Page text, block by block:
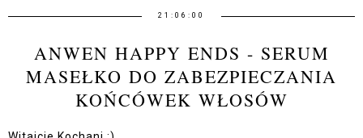
21:06:00
ANWEN HAPPY ENDS - SERUM
MASEŁKO DO ZABEZPIECZANIA
KOŃCÓWEK WŁOSÓW